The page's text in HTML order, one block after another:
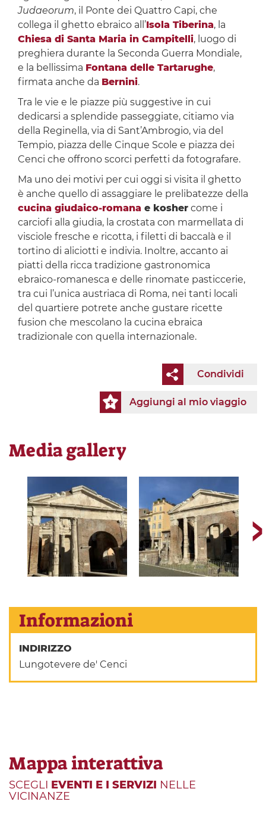
Judaeorum, il Ponte dei Quattro Capi, che
collega il ghetto ebraico all’Isola Tiberina, la
Chiesa di Santa Maria in Campitelli, luogo di
preghiera durante la Seconda Guerra Mondiale,
e la bellissima Fontana delle Tartarughe,
firmata anche da Bernini.
Tra le vie e le piazze più suggestive in cui
dedicarsi a splendide passeggiate, citiamo via
della Reginella, via di Sant’Ambrogio, via del
Tempio, piazza delle Cinque Scole e piazza dei
Cenci che offrono scorci perfetti da fotografare.
Ma uno dei motivi per cui oggi si visita il ghetto
è anche quello di assaggiare le prelibatezze della
cucina giudaico-romanae koshercome i
carciofi alla giudia, la crostata con marmellata di
visciole fresche e ricotta, i filetti di baccalà e il
tortino di aliciotti e indivia. Inoltre, accanto ai
piatti della ricca tradizione gastronomica
ebraico-romanesca e delle rinomate pasticcerie,
tra cui l’unica austriaca di Roma, nei tanti locali
del quartiere potrete anche gustare ricette
fusion che mescolano la cucina ebraica
tradizionale con quella internazionale.
Condividi
Aggiungi al mio viaggio
Media gallery
Informazioni
INDIRIZZO
Lungotevere de' Cenci
Mappa interattiva
SCEGLI EVENTI E I SERVIZI NELLE
VICINANZE